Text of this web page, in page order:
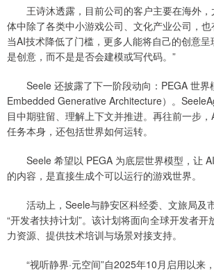
王诗沐透露，目前公司的客户主要在海外，
体中除了各类中小游戏公司、文化产业公司，也
当AI技术降低了门槛，更多人能将自己的创意呈
是创意，而不是是否会建模或写代码。”
Seele 还披露了下一阶段动向：PEGA 世界
Embedded Generative Architecture）。
目中期驻留、理解上下文并推进。再往前一步
任务本身，还包括世界如何运转。
Seele 希望以 PEGA 为底层世界模型，让
的内容，是直接生成个可以运行的游戏世界。
活动上，Seele与静安区科经委、文旅局及
“开发者扶持计划”。该计划将面向全球开发者开
力资源、提供技术培训与场景对接支持。
“视听静界·元空间”自2025年10月启用以来